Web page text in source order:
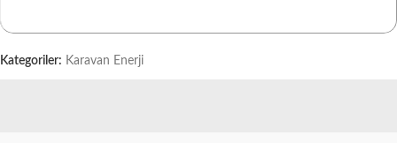
Kategoriler: Karavan Enerji